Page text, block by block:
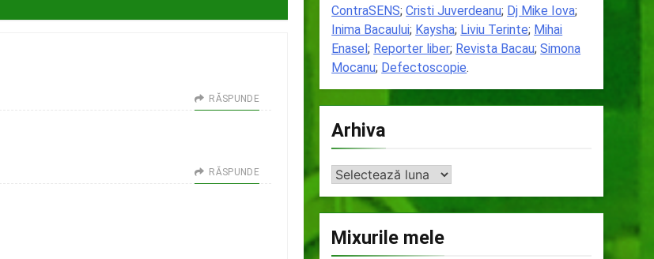
RĂSPUNDE
RĂSPUNDE
ContraSENS;Cristi Juverdeanu; Dj Mike Iova;
Inima Bacaului; Kaysha; Liviu Terinte; Mihai
Enasel; Reporter liber; Revista Bacau;Simona
Mocanu; Defectoscopie.
Arhiva
Arhiva
Mixurile mele